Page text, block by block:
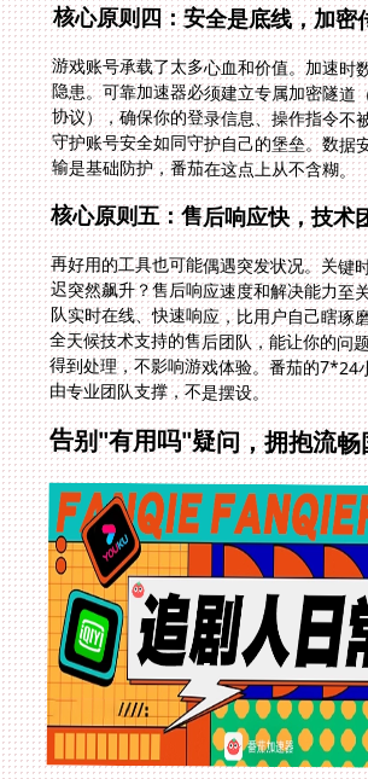
核心原则四：安全是底线，加密
游戏账号承载了太多心血和价值。加速时
隐患。可靠加速器必须建立专属加密隧道
协议），确保你的登录信息、操作指令不
守护账号安全如同守护自己的堡垒。数据
输是基础防护，番茄在这点上从不含糊。
核心原则五：售后响应快，技术
再好用的工具也可能偶遇突发状况。关键
迟突然飙升？售后响应速度和解决能力至
队实时在线、快速响应，比用户自己瞎琢
全天候技术支持的售后团队，能让你的问
得到处理，不影响游戏体验。番茄的
由专业团队支撑，不是摆设。
告别"有用吗"疑问，拥抱流畅